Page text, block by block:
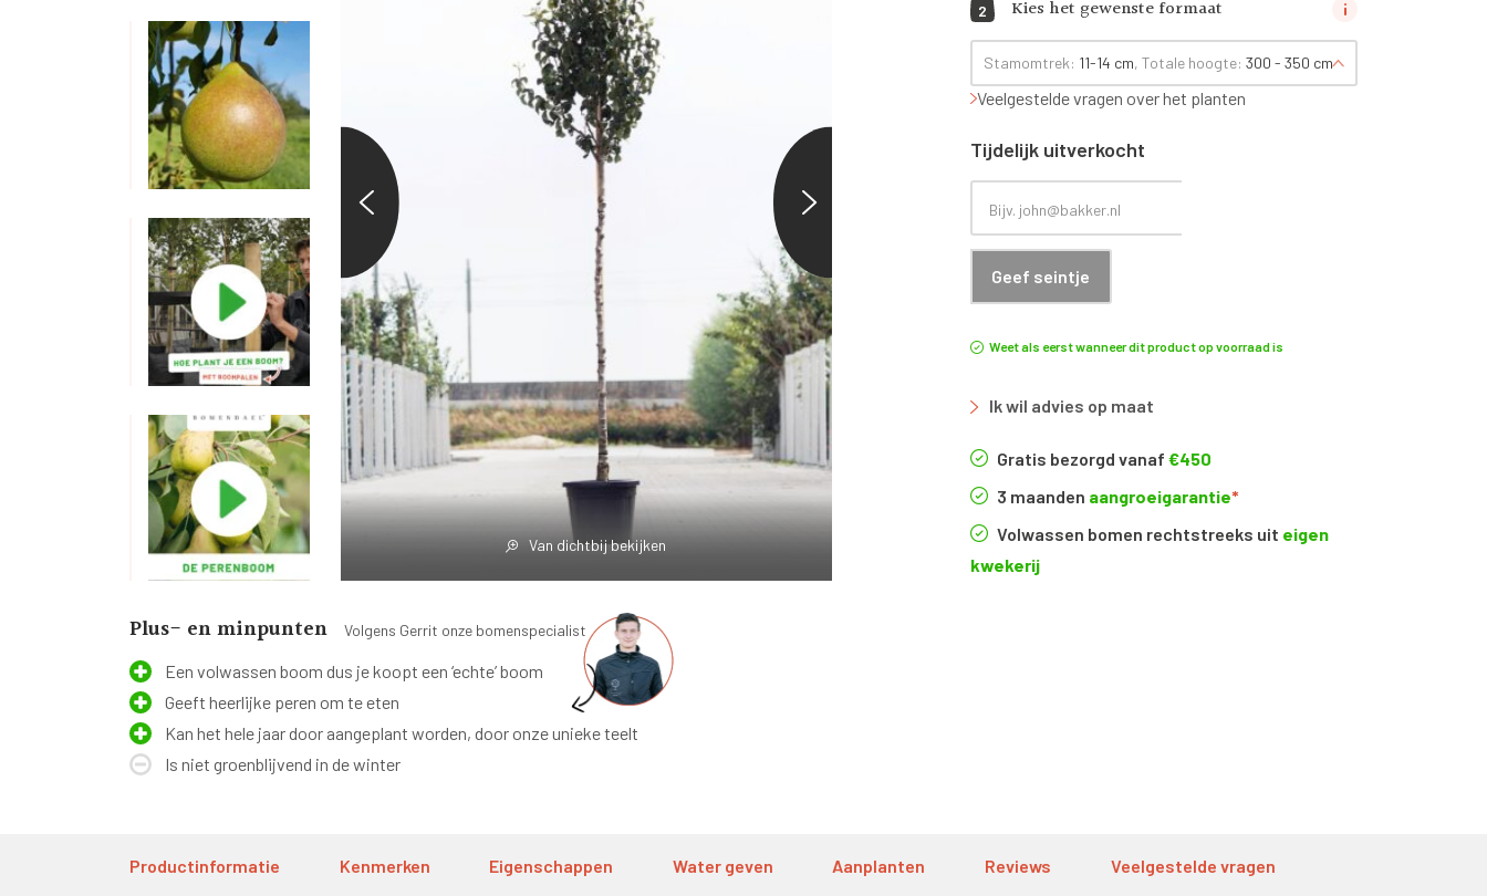
Van dichtbij bekijken
Plus- en minpunten Volgens Gerrit onze bomenspecialist
Een volwassen boom dus je koopt een ‘echte’ boom
Geeft heerlijke peren om te eten
Kan het hele jaar door aangeplant worden, door onze unieke teelt
Is niet groenblijvend in de winter
2 Kies het gewenste formaat
Stamomtrek: 11-14 cm, Totale hoogte: 300 - 350 cm
Veelgestelde vragen over het planten
Tijdelijk uitverkocht
Geef seintje
Weet als eerst wanneer dit product op voorraad is
Ik wil advies op maat
Gratis bezorgd vanaf €450
3 maanden aangroeigarantie*
Volwassen bomen rechtstreeks uit eigen
kwekerij
Productinformatie Kenmerken Eigenschappen Water geven Aanplanten Reviews Veelgestelde vragen